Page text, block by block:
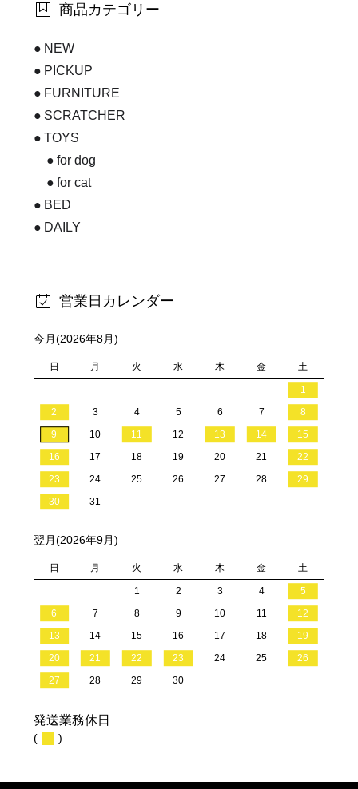
商品カテゴリー
NEW
PICKUP
FURNITURE
SCRATCHER
TOYS
for dog
for cat
BED
DAILY
営業日カレンダー
今月(2026年8月)
日 月 火 水 木 金 土
1
2
3 4 5 6 7
8
9
10 11 12 13 14
15
16
17 18 19 20 21
22
23
24 25 26 27 28
29
30
31
翌月(2026年9月)
日 月 火 水 木 金 土
1 2 3 4
5
6
7 8 9 10 11
12
13
14 15 16 17 18
19
20
21 22 23 24 25
26
27
28 29 30
発送業務休日
( )